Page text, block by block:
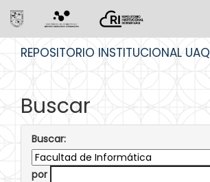
REPOSITORIO INSTITUCIONAL UAQ
Buscar
Buscar:
por